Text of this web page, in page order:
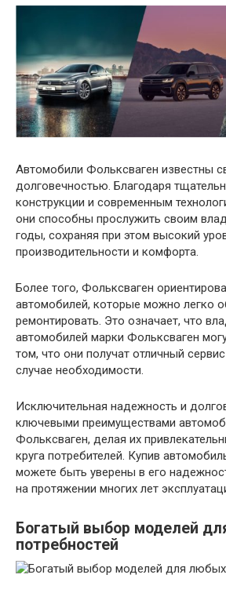
Автомобили Фольксваген известны
долговечностью. Благодаря
конструкции и современным
они способны прослужить своим
годы, сохраняя при этом высокий
производительности и комфорта.
Более того, Фольксваген
автомобилей, которые можно легко
ремонтировать. Это означает, что
автомобилей марки Фольксваген
том, что они получат отличный
случае необходимости.
Исключительная надежность и
ключевыми преимуществами
Фольксваген, делая их
круга потребителей. Купив
можете быть уверены в его
на протяжении многих лет
Богатый выбор моделей
потребностей